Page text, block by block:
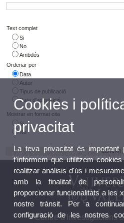
Text complet
Si
No
Ambdós
Ordenar per
Data
Autor
Tipus de publicació
Data d'adquisició
Mostrar en format cita
Si
No
Centre d'Investigacions
Cookies i
privacitat
La teva privacitat és
t'informem que utilitzem
realitzar anàlisis d'ús i
amb la finalitat de
proporcionar funcionalitats a les
nostre trànsit. Per a
configuració de les nostres